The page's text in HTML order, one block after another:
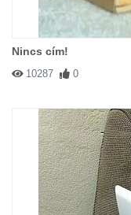
Nincs cím!
10287 0